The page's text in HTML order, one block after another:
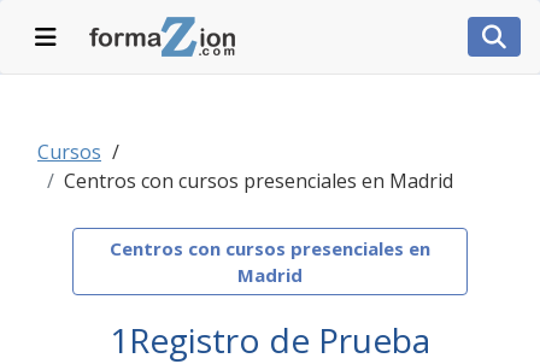
Desplegar navegación
Cursos
Centros con cursos presenciales en Madrid
Centros con cursos presenciales en
Madrid
1Registro de Prueba